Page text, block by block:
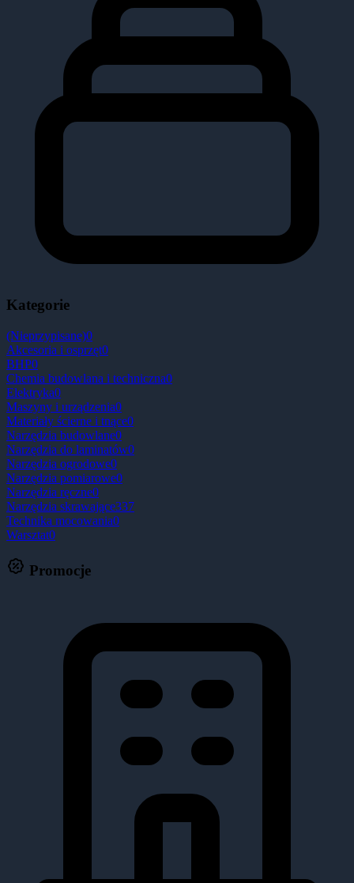
Kategorie
(Nieprzypisane)0
Akcesoria i osprzęt0
BHP0
Chemia budowlana i techniczna0
Elektryka0
Maszyny i urządzenia0
Materiały ścierne i tnące0
Narzędzia budowlane0
Narzędzia do laminatów0
Narzędzia ogrodowe0
Narzędzia pomiarowe0
Narzędzia ręczne0
Narzędzia skrawające337
Technika mocowania0
Warsztat0
Promocje